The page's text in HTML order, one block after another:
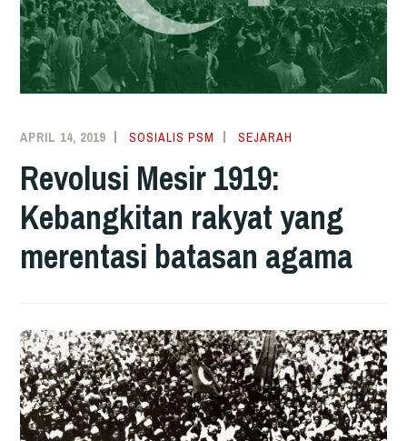
APRIL 14, 2019 SOSIALIS PSM SEJARAH
Revolusi Mesir 1919:
Kebangkitan rakyat yang
merentasi batasan agama